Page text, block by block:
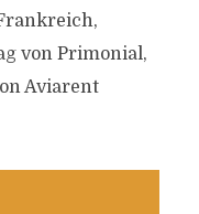
von Primonial,
Aviarent